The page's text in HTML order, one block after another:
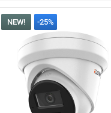
NEW! -25%